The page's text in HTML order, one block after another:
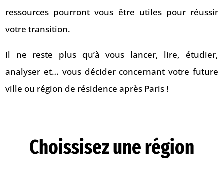
ressources pourront vous être utiles pour réussir
votre transition.
Il ne reste plus qu’à vous lancer, lire, étudier,
analyser et… vous décider concernant votre future
ville ou région de résidence après Paris !
Choissisez une région